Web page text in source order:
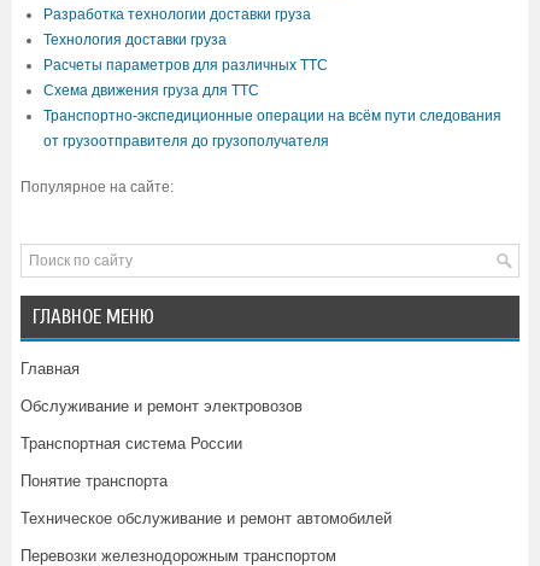
Разработка технологии доставки груза
Технология доставки груза
Расчеты параметров для различных ТТС
Схема движения груза для ТТС
Транспортно-экспедиционные операции на всём пути следования
от грузоотправителя до грузополучателя
Популярное на сайте:
ГЛАВНОЕ МЕНЮ
Главная
Обслуживание и ремонт электровозов
Транспортная система России
Понятие транспорта
Техническое обслуживание и ремонт автомобилей
Перевозки железнодорожным транспортом